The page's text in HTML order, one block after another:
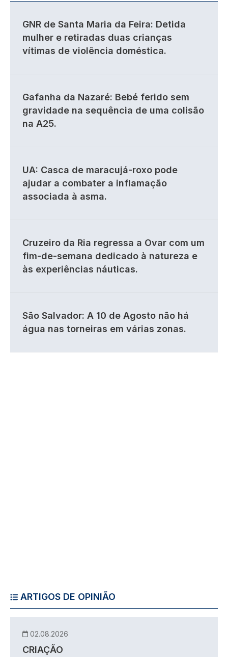
GNR de Santa Maria da Feira: Detida
mulher e retiradas duas crianças
vítimas de violência doméstica.
Gafanha da Nazaré: Bebé ferido sem
gravidade na sequência de uma colisão
na A25.
UA: Casca de maracujá-roxo pode
ajudar a combater a inflamação
associada à asma.
Cruzeiro da Ria regressa a Ovar com um
fim-de-semana dedicado à natureza e
às experiências náuticas.
São Salvador: A 10 de Agosto não há
água nas torneiras em várias zonas.
ARTIGOS DE OPINIÃO
02.08.2026
CRIAÇÃO